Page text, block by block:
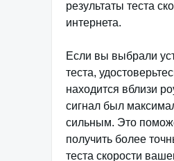
результаты теста
интернета.
Если вы выбрали
теста,
находится вблизи
сигнал был
сильным. Это
получить более
теста скорости